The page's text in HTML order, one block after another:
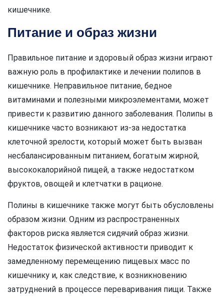
кишечнике.
Питание и образ жизни
Правильное питание и здоровый образ жизни играют
важную роль в профилактике и лечении полипов в
кишечнике. Неправильное питание, бедное
витаминами и полезными микроэлементами, может
привести к развитию данного заболевания. Полипы в
кишечнике часто возникают из-за недостатка
клеточной зрелости, который может быть вызван
несбалансированным питанием, богатым жирной,
высококалорийной пищей, а также недостатком
фруктов, овощей и клетчатки в рационе.
Полины в кишечнике также могут быть обусловлены
образом жизни. Одним из распространенных
факторов риска является сидячий образ жизни.
Недостаток физической активности приводит к
замедленному перемещению пищевых масс по
кишечнику и, как следствие, к возникновению
затруднений в процессе переваривания пищи. Также